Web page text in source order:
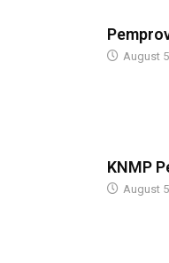
August
KNMP
August